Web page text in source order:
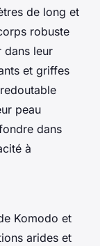
de long et
robuste
dans leur
et griffes
peau
dans
à
Komodo et
arides et